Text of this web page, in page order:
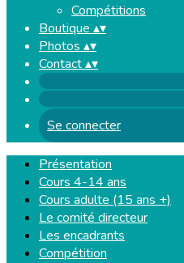
Compétitions
Boutique ▴▾
Photos ▴▾
Contact▴▾
Se connecter
Présentation
Cours 4-14 ans
Cours adulte (15 ans +)
Le comité directeur
Les encadrants
Compétition